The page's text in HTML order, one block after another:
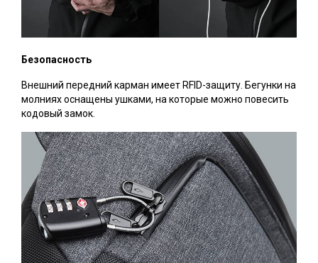
Безопасность
Внешний передний карман имеет RFID-защиту. Бегунки на
молниях оснащены ушками, на которые можно повесить
кодовый замок.